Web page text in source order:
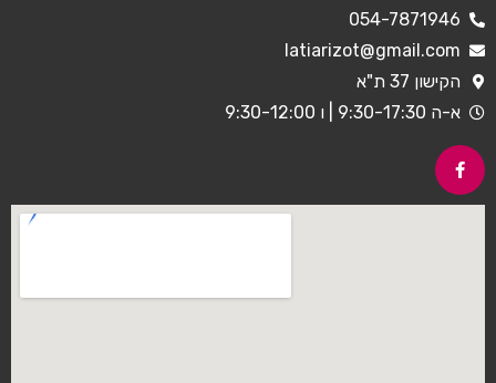
054-7871946
latiarizot@gmail.com
הקישון 37 ת"א
א-ה 9:30-17:30 | ו 9:30-12:00